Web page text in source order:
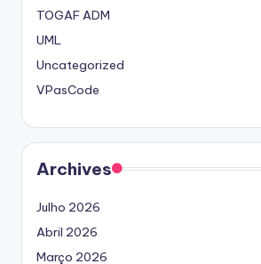
TOGAF ADM
UML
Uncategorized
VPasCode
Archives
Julho 2026
Abril 2026
Março 2026